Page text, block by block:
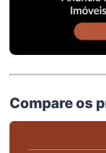
Compare os